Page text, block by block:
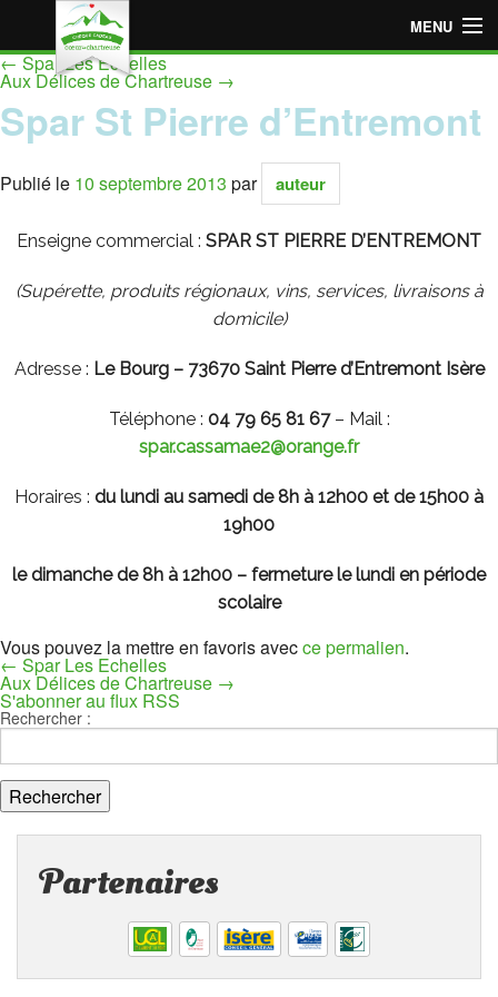
MENU
Accueil
Espace « Employeur »
Espace « Particulier »
Points de vente adhérents
Devenir point de vente adhérent
←Spar Les Echelles
Aux Délices de Chartreuse →
Spar St Pierre d’Entremont
Publié le 10 septembre 2013 par auteur
Enseigne commercial : SPAR ST PIERRE D’ENTREMONT
(Supérette, produits régionaux, vins, services, livraisons à
domicile)
Adresse : Le Bourg– 73670 Saint Pierre d’Entremont Isère
Téléphone : 04 79 65 81 67 – Mail :
spar.cassamae2@orange.fr
Horaires : du lundi au samedi de 8h à 12h00 et de 15h00 à
19h00
le dimanche de 8h à 12h00 – fermeture le lundi en période
scolaire
Vous pouvez la mettre en favoris avecce permalien.
← Spar Les Echelles
Aux Délices de Chartreuse →
S'abonner au flux RSS
Rechercher :
Partenaires